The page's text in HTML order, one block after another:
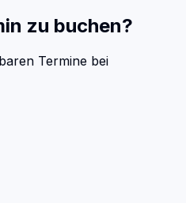
zu buchen?
Termine bei